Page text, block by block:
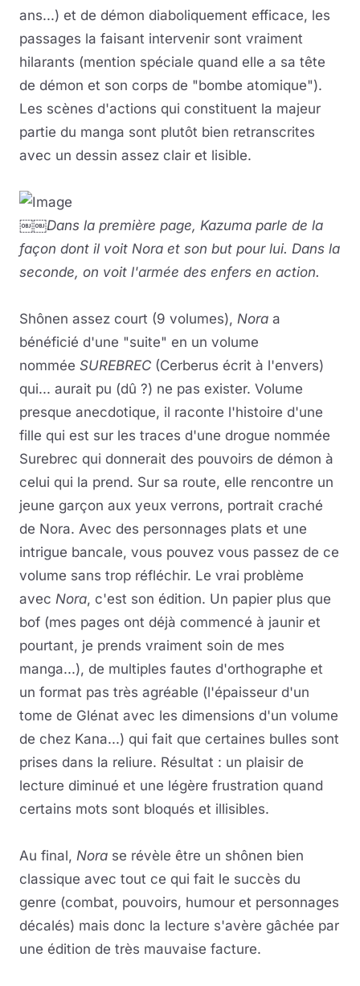
ans...) et de démon diaboliquement efficace, les
passages la faisant intervenir sont vraiment
hilarants (mention spéciale quand elle a sa tête
de démon et son corps de "bombe atomique").
Les scènes d'actions qui constituent la majeur
partie du manga sont plutôt bien retranscrites
avec un dessin assez clair et lisible.
￼￼Dans la première page, Kazuma parle de la
façon dont il voit Nora et son but pour lui. Dans la
seconde, on voit l'armée des enfers en action.
Shônen assez court (9 volumes), Nora a
bénéficié d'une "suite" en un volume
nommée SUREBREC (Cerberus écrit à l'envers)
qui... aurait pu (dû ?) ne pas exister. Volume
presque anecdotique, il raconte l'histoire d'une
fille qui est sur les traces d'une drogue nommée
Surebrec qui donnerait des pouvoirs de démon à
celui qui la prend. Sur sa route, elle rencontre un
jeune garçon aux yeux verrons, portrait craché
de Nora. Avec des personnages plats et une
intrigue bancale, vous pouvez vous passez de ce
volume sans trop réfléchir. Le vrai problème
avec Nora, c'est son édition. Un papier plus que
bof (mes pages ont déjà commencé à jaunir et
pourtant, je prends vraiment soin de mes
manga...), de multiples fautes d'orthographe et
un format pas très agréable (l'épaisseur d'un
tome de Glénat avec les dimensions d'un volume
de chez Kana...) qui fait que certaines bulles sont
prises dans la reliure. Résultat : un plaisir de
lecture diminué et une légère frustration quand
certains mots sont bloqués et illisibles.
Au final, Nora se révèle être un shônen bien
classique avec tout ce qui fait le succès du
genre (combat, pouvoirs, humour et personnages
décalés) mais donc la lecture s'avère gâchée par
une édition de très mauvaise facture.